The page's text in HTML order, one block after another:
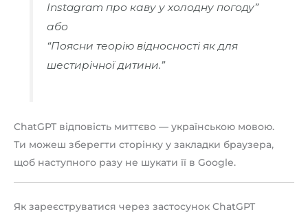
Instagram про каву у холодну погоду”
або
“Поясни теорію відносності як для
шестирічної дитини.”
ChatGPT відповість миттєво — українською мовою.
Ти можеш зберегти сторінку у закладки браузера,
щоб наступного разу не шукати її в Google.
Як зареєструватися через застосунок ChatGPT